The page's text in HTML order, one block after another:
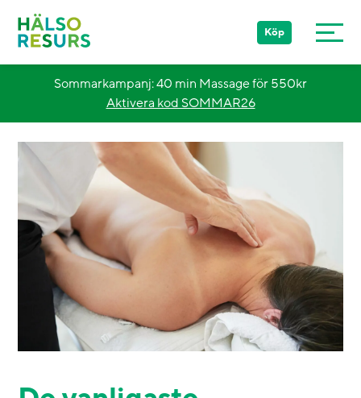
Stockholm
Göteborg
Malmö
Övriga Sverige
Köp
Sommarkampanj: 40 min Massage för 550kr
Aktivera kod SOMMAR26